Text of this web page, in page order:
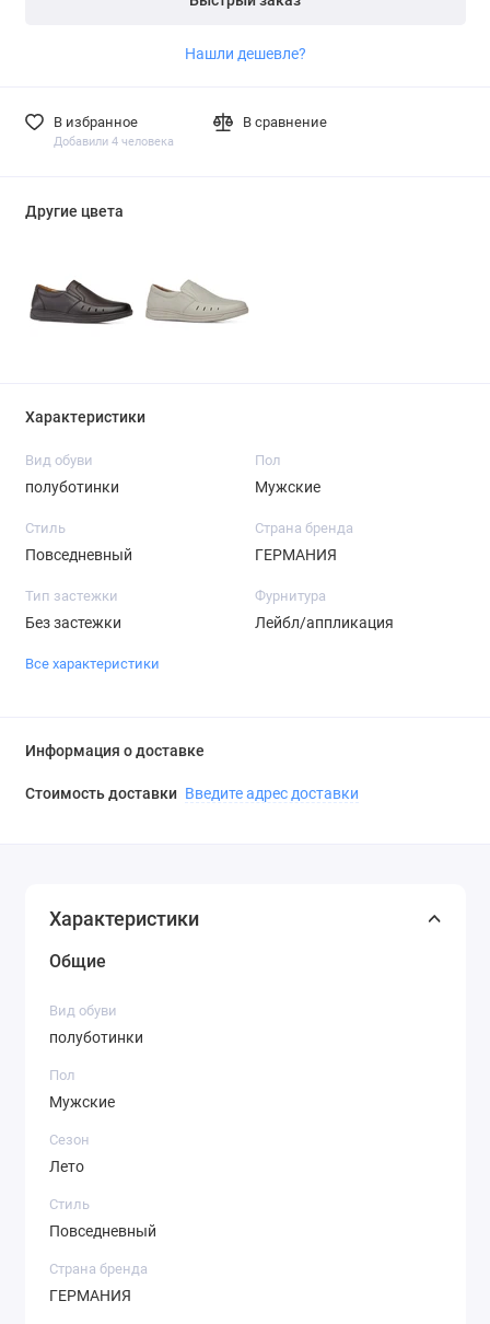
Нашли дешевле?
В избранное
Добавили 4 человека
В сравнение
Другие цвета
Характеристики
Вид обуви
полуботинки
Пол
Мужские
Стиль
Повседневный
Страна бренда
ГЕРМАНИЯ
Тип застежки
Без застежки
Фурнитура
Лейбл/аппликация
Все характеристики
Информация о доставке
Стоимость доставки Введите адрес доставки
Характеристики
Общие
Вид обуви
полуботинки
Пол
Мужские
Сезон
Лето
Стиль
Повседневный
Страна бренда
ГЕРМАНИЯ